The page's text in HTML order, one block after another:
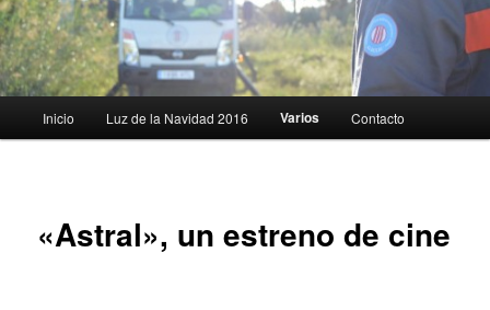
principal
Inicio Luz de la Navidad 2016 Varios Contacto
«Astral», un estreno de cine